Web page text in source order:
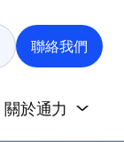
聯絡我們
關於通力